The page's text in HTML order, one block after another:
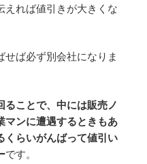
えれば値引きが大きくな
ば必ず別会社になりま
ることで、中には販売ノ
マンに遭遇するときもあ
くらいがんばって値引い
です。